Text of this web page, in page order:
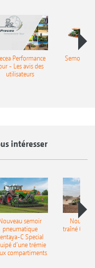
Performance
- Les avis des
utilisateurs
Semoir
intéresser
semoir
pneumatique
C Special
d’une trémie
compartiments
traîné